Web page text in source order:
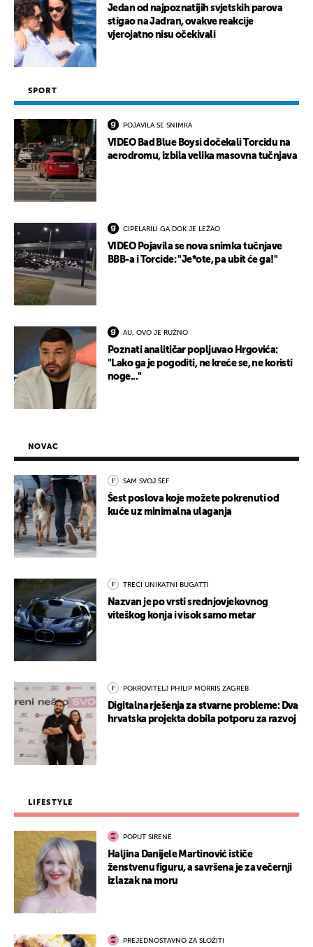
Jedan od najpoznatijih svjetskih parova
stigao na Jadran, ovakve reakcije
vjerojatno nisu očekivali
SPORT
POJAVILA SE SNIMKA
VIDEO Bad Blue Boysi dočekali Torcidu na
aerodromu, izbila velika masovna tučnjava
CIPELARILI GA DOK JE LEŽAO
VIDEO Pojavila se nova snimka tučnjave
BBB-a i Torcide: "Je*ote, pa ubit će ga!"
AU, OVO JE RUŽNO
Poznati analitičar popljuvao Hrgovića:
"Lako ga je pogoditi, ne kreće se, ne koristi
noge..."
NOVAC
SAM SVOJ ŠEF
Šest poslova koje možete pokrenuti od
kuće uz minimalna ulaganja
TREĆI UNIKATNI BUGATTI
Nazvan je po vrsti srednjovjekovnog
viteškog konja i visok samo metar
POKROVITELJ PHILIP MORRIS ZAGREB
Digitalna rješenja za stvarne probleme: Dva
hrvatska projekta dobila potporu za razvoj
LIFESTYLE
POPUT SIRENE
Haljina Danijele Martinović ističe
ženstvenu figuru, a savršena je za večernji
izlazak na moru
PREJEDNOSTAVNO ZA SLOŽITI
UKLJUČITE NOTIFIKACIJE